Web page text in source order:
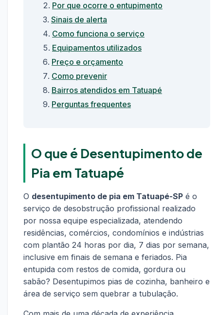
Por que ocorre o entupimento
Sinais de alerta
Como funciona o serviço
Equipamentos utilizados
Preço e orçamento
Como prevenir
Bairros atendidos em Tatuapé
Perguntas frequentes
O que é Desentupimento de
Pia em Tatuapé
O desentupimento de pia em Tatuapé-SP é o
serviço de desobstrução profissional realizado
por nossa equipe especializada, atendendo
residências, comércios, condomínios e indústrias
com plantão 24 horas por dia, 7 dias por semana,
inclusive em finais de semana e feriados. Pia
entupida com restos de comida, gordura ou
sabão? Desentupimos pias de cozinha, banheiro e
área de serviço sem quebrar a tubulação.